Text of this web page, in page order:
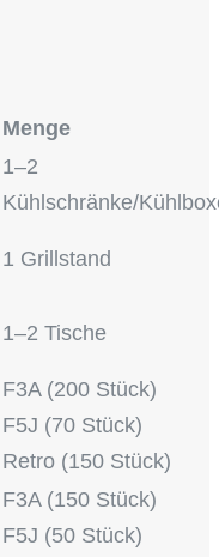
Menge
1–2
Kühlschränke/
1 Grillstand
1–2 Tische
F3A (200 Stück)
F5J (70 Stück)
Retro (150 Stück)
F3A (150 Stück)
F5J (50 Stück)